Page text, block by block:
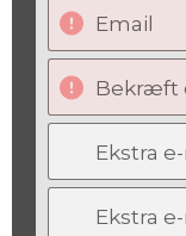
Email
Bekræft
Ekstra
Ekstra